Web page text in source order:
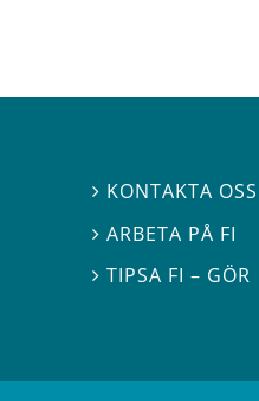
 KONTAKTA OSS
 ARBETA PÅ FI
TIPSA FI –